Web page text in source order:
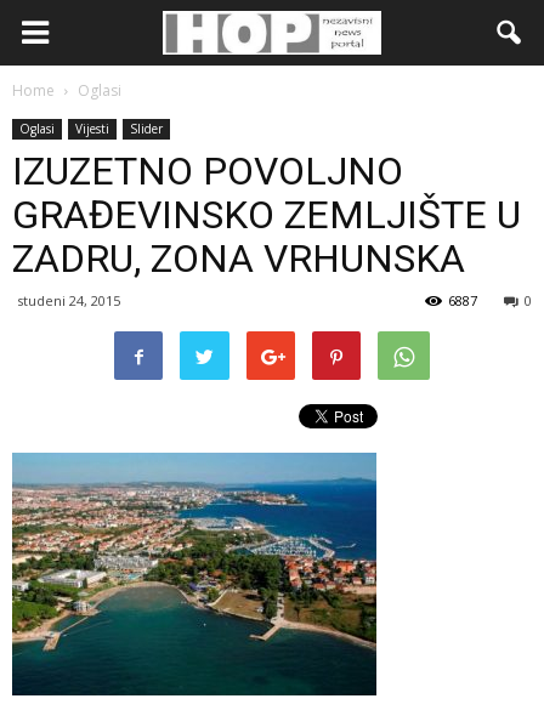
Home Oglasi
Oglasi Vijesti Slider
IZUZETNO POVOLJNO
GRAĐEVINSKO ZEMLJIŠTE U
ZADRU, ZONA VRHUNSKA
studeni 24, 2015 0
6887